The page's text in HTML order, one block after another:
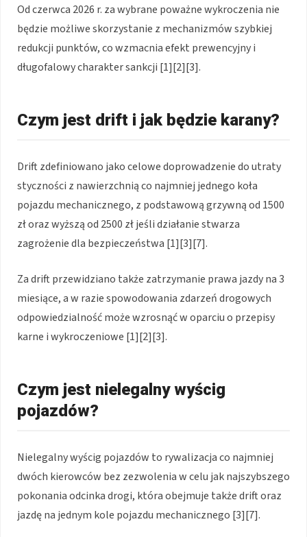
Od czerwca 2026 r. za wybrane poważne wykroczenia nie
będzie możliwe skorzystanie z mechanizmów szybkiej
redukcji punktów, co wzmacnia efekt prewencyjny i
długofalowy charakter sankcji [1][2][3].
Czym jest drift i jak będzie karany?
Drift zdefiniowano jako celowe doprowadzenie do utraty
styczności z nawierzchnią co najmniej jednego koła
pojazdu mechanicznego, z podstawową grzywną od 1500
zł oraz wyższą od 2500 zł jeśli działanie stwarza
zagrożenie dla bezpieczeństwa [1][3][7].
Za drift przewidziano także zatrzymanie prawa jazdy na 3
miesiące, a w razie spowodowania zdarzeń drogowych
odpowiedzialność może wzrosnąć w oparciu o przepisy
karne i wykroczeniowe [1][2][3].
Czym jest nielegalny wyścig
pojazdów?
Nielegalny wyścig pojazdów to rywalizacja co najmniej
dwóch kierowców bez zezwolenia w celu jak najszybszego
pokonania odcinka drogi, która obejmuje także drift oraz
jazdę na jednym kole pojazdu mechanicznego [3][7].